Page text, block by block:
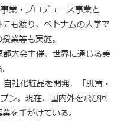
業・プロデュース事業と
も渡り、ベトナムの大学で
業等も実施。
大会主催、世界に通じる美
社化粧品を開発、「肌質・
ン。現在、国内外を飛び回
を手がけている。